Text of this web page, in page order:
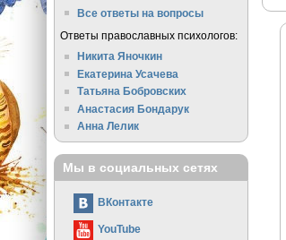
Все ответы на вопросы
Ответы православных психологов:
Никита Яночкин
Екатерина Усачева
Татьяна Бобровских
Анастасия Бондарук
Анна Лелик
Мы в социальных сетях
ВКонтакте
YouTube